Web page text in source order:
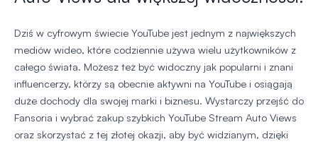
Dziś w cyfrowym świecie YouTube jest jednym z największych
mediów wideo, które codziennie używa wielu użytkowników z
całego świata. Możesz też być widoczny jak popularni i znani
influencerzy, którzy są obecnie aktywni na YouTube i osiągają
duże dochody dla swojej marki i biznesu. Wystarczy przejść do
Fansoria i wybrać zakup szybkich YouTube Stream Auto Views
oraz skorzystać z tej złotej okazji, aby być widzianym, dzięki